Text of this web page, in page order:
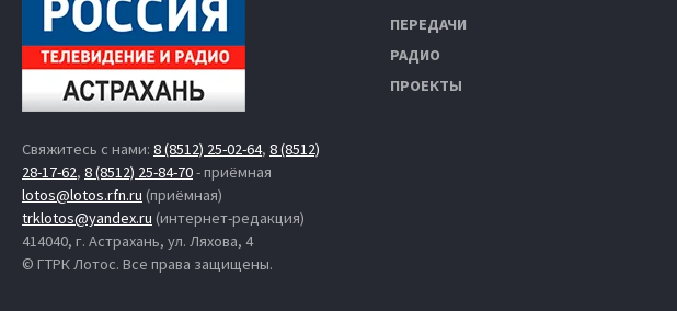
Свяжитесь с нами: 8 (8512) 25-02-64, 8 (8512)
28-17-62, 8 (8512) 25-84-70- приёмная
lotos@lotos.rfn.ru (приёмная)
trklotos@yandex.ru (интернет-редакция)
414040, г. Астрахань, ул. Ляхова, 4
© ГТРК Лотос. Все права защищены.
ПЕРЕДАЧИ
РАДИО
ПРОЕКТЫ